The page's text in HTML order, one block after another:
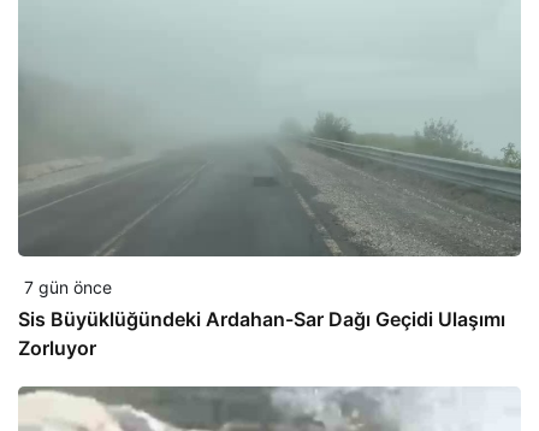
7 gün önce
Sis Büyüklüğündeki Ardahan-Sar Dağı Geçidi Ulaşımı
Zorluyor